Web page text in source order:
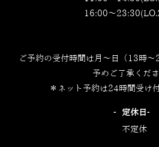
16:00～
ご予約の受付時間は月～日（13時～
予めご了承くださ
＊ネット予約は24時間受け
‐定休日‐
不定休